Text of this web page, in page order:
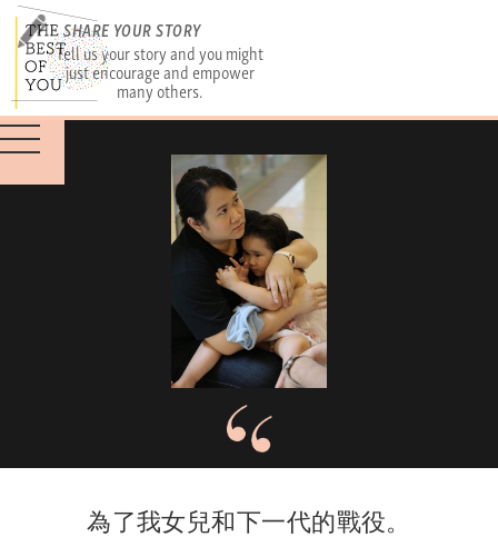
SHARE YOUR STORY
Tell us your story and you might
just encourage and empower
many others.
為了我女兒和下一代的戰役。